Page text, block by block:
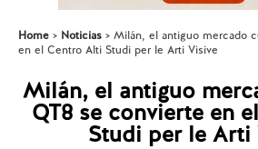
Home Noticias
Milán, el antiguo mercado
en el Centro Alti Studi per le Arti Visive
Milán, el antiguo
QT8 se convierte en
Studi per le Arti